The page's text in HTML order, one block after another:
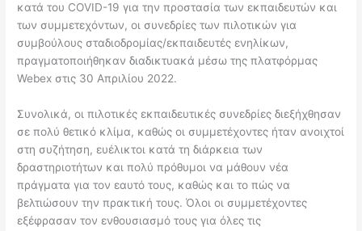
κατά του COVID-19 για την προστασία των εκπαιδευτών και
των συμμετεχόντων, οι συνεδρίες των πιλοτικών για
συμβούλους σταδιοδρομίας/εκπαιδευτές ενηλίκων,
πραγματοποιήθηκαν διαδικτυακά μέσω της πλατφόρμας
Webex στις 30 Απριλίου 2022.
Συνολικά, οι πιλοτικές εκπαιδευτικές συνεδρίες διεξήχθησαν
σε πολύ θετικό κλίμα, καθώς οι συμμετέχοντες ήταν ανοιχτοί
στη συζήτηση, ευέλικτοι κατά τη διάρκεια των
δραστηριοτήτων και πολύ πρόθυμοι να μάθουν νέα
πράγματα για τον εαυτό τους, καθώς και το πώς να
βελτιώσουν την πρακτική τους. Όλοι οι συμμετέχοντες
εξέφρασαν τον ενθουσιασμό τους για όλες τις